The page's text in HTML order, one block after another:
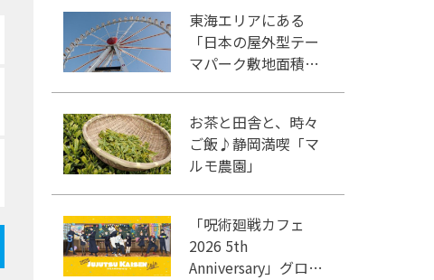
東海エリアにある
「日本の屋外型テー
マパーク敷地面積ラ
お茶と田舎と、時々
ご飯♪静岡満喫「マ
ルモ農園」
「呪術廻戦カフェ
2026 5th
Anniversary」グロー